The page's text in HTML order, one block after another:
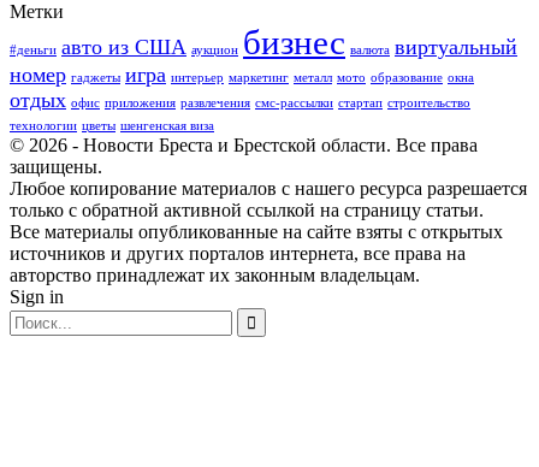
Метки
#деньги авто из США аукцион бизнес валюта виртуальный
номер гаджеты игра интерьер маркетинг металл мото образование окна
отдых офис приложения развлечения смс-рассылки стартап строительство
технологии цветы шенгенская виза
© 2026 - Новости Бреста и Брестской области. Все права
защищены.
Любое копирование материалов с нашего ресурса разрешается
только с обратной активной ссылкой на страницу статьи.
Все материалы опубликованные на сайте взяты с открытых
источников и других порталов интернета, все права на
авторство принадлежат их законным владельцам.
Sign in